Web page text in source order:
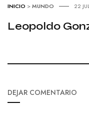
INICIO >MUNDO 22
Leopoldo
DEJAR COMENTARIO